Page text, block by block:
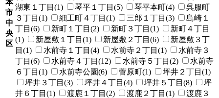
本
市
中
央
区
湖東１丁目(1)
琴平１丁目(5) 琴平本町(4)
呉服町
３丁目(1)
細工町４丁目(1) 三郎１丁目(3)
島崎１
丁目(6)
新町１丁目(2) 新町３丁目(1)
新町４丁目
(1)
新屋敷１丁目(1) 新屋敷２丁目(6)
新屋敷３丁
目(1)
水前寺１丁目(4) 水前寺２丁目(1)
水前寺３
丁目(6)
水前寺４丁目(12) 水前寺５丁目(2)
水前寺
６丁目(1)
水前寺公園(6) 菅原町(1)
坪井２丁目(1)
坪井３丁目(3)
坪井４丁目(4) 坪井５丁目(8)
坪
井６丁目(1)
渡鹿１丁目(2) 渡鹿２丁目(1)
渡鹿３